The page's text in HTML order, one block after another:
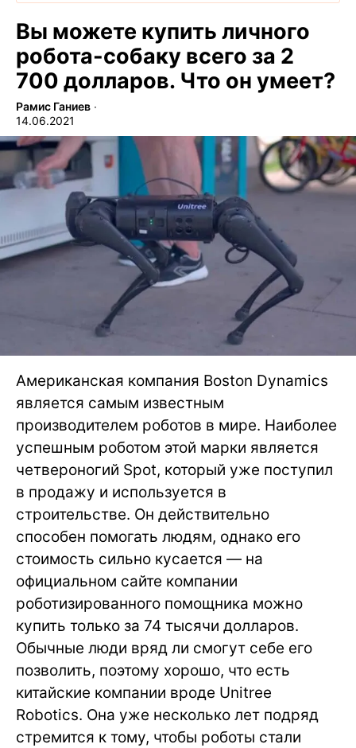
Вы можете купить личного
робота-собаку всего за 2
700 долларов. Что он умеет?
Рамис Ганиев ∙
14.06.2021
Американская компания Boston Dynamics
является самым известным
производителем роботов в мире. Наиболее
успешным роботом этой марки является
четвероногий Spot, который уже поступил
в продажу и используется в
строительстве. Он действительно
способен помогать людям, однако его
стоимость сильно кусается — на
официальном сайте компании
роботизированного помощника можно
купить только за 74 тысячи долларов.
Обычные люди вряд ли смогут себе его
позволить, поэтому хорошо, что есть
китайские компании вроде Unitree
Robotics. Она уже несколько лет подряд
стремится к тому, чтобы роботы стали